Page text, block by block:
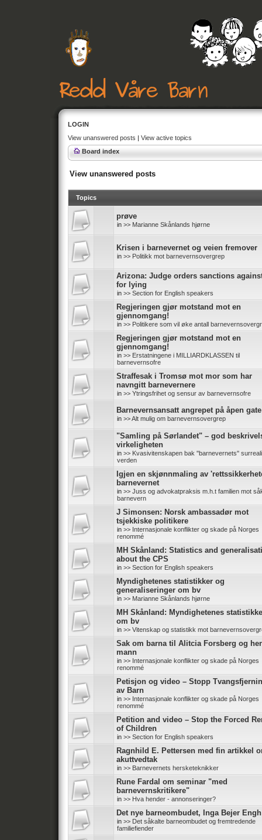
LOGIN
View unanswered posts | View active topics
Board index
View unanswered posts
Topics
prøve
in >> Marianne Skånlands hjørne
Krisen i barnevernet og veien fremover
in >> Politikk mot barnevernsovergrep
Arizona: Judge orders sanctions
for lying
in >> Section for English speakers
Regjeringen gjør motstand mot en
gjennomgang!
in >> Politikere som vil øke antall
Regjeringen gjør motstand mot en
gjennomgang!
in >> Erstatningene i MILLIARDKLASSEN til
barnevernsofre
Straffesak i Tromsø mot mor som har
navngitt barnevernere
in >> Ytringsfrihet og sensur av barnevernsofre
Barnevernsansatt angrepet på åpen gate
in >> Alt mulig om barnevernsovergrep
"Samling på Sørlandet" – god
virkeligheten
in >> Kvasivitenskapen bak ''barnevernets''
verden
Igjen en skjønnmaling av
barnevernet
in >> Juss og advokatpraksis m.h.t familien mot
barnevern
J Simonsen: Norsk ambassadør mot
tsjekkiske politikere
in >> Internasjonale konflikter og skade på Norges
renommé
MH Skånland: Statistics and
about the CPS
in >> Section for English speakers
Myndighetenes statistikker og
generaliseringer om bv
in >> Marianne Skånlands hjørne
MH Skånland: Myndighetenes
om bv
in >> Vitenskap og statistikk mot
Sak om barna til Alitcia Forsberg og
mann
in >> Internasjonale konflikter og skade på Norges
renommé
Petisjon og video – Stopp
av Barn
in >> Internasjonale konflikter og skade på Norges
renommé
Petition and video – Stop the Forced
of Children
in >> Section for English speakers
Ragnhild E. Pettersen med fin artikkel
akuttvedtak
in >> Barnevernets hersketeknikker
Rune Fardal om seminar "med
barnevernskritikere"
in >> Hva hender - annonseringer?
Det nye barneombudet, Inga Bejer Engh
in >> Det såkalte barneombudet og fremtredende
familiefiender